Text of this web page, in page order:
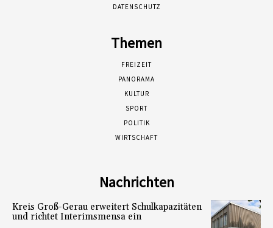
DATENSCHUTZ
Themen
FREIZEIT
PANORAMA
KULTUR
SPORT
POLITIK
WIRTSCHAFT
Nachrichten
Kreis Groß-Gerau erweitert Schulkapazitäten
und richtet Interimsmensa ein